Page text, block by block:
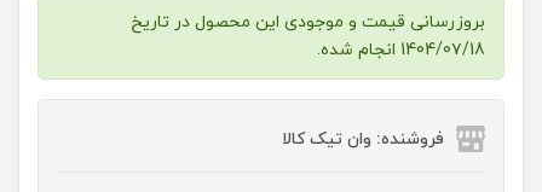
بروزرسانی قیمت و موجودی این محصول در تاریخ
1404/0۷/18 انجام شده.
فروشنده: وان تیک کالا